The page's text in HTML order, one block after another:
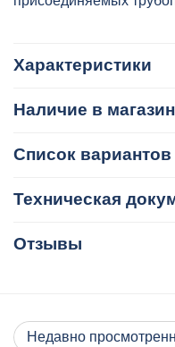
Характеристики
Наличие в
Список вариантов
Техническая
Отзывы
Недавно